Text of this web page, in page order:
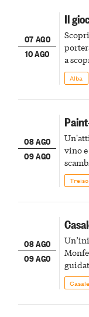
07 AGO
10 AGO
Il
a
Alba
08 AGO
09 AGO
vino
Treiso
08 AGO
09 AGO